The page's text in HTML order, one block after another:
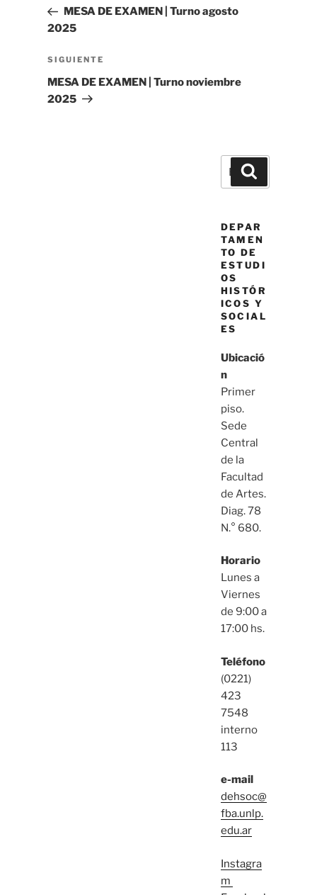
entradas
anterior
MESA DE EXAMEN | Turno agosto
2025
Siguiente
entrada
SIGUIENTE
MESA DE EXAMEN | Turno noviembre
2025
Buscar
por:
DEPAR
TAMEN
TO DE
ESTUDI
OS
HISTÓR
ICOS Y
SOCIAL
ES
Ubicació
n
Primer
piso.
Sede
Central
de la
Facultad
de Artes.
Diag. 78
N.° 680.
Horario
Lunes a
Viernes
de 9:00 a
17:00 hs.
Teléfono
(0221)
423
7548
interno
113
e-mail
dehsoc@
fba.unlp.
edu.ar
Instagra
m